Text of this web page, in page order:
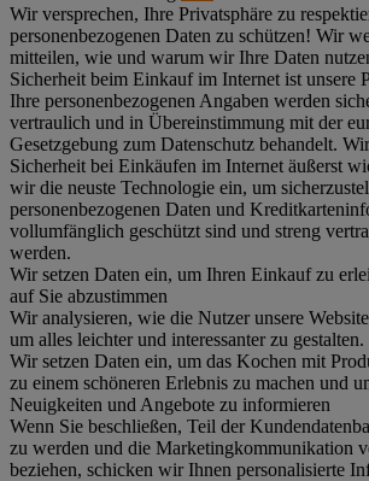
Wir versprechen, Ihre Privatsphäre zu
personenbezogenen Daten zu schützen! Wir
mitteilen, wie und warum wir Ihre Daten
Sicherheit beim Einkauf im Internet ist unsere
Ihre personenbezogenen Angaben werden
vertraulich und in Übereinstimmung mit der
Gesetzgebung zum Datenschutz behandelt.
Sicherheit bei Einkäufen im Internet äußerst
wir die neuste Technologie ein, um
personenbezogenen Daten und
vollumfänglich geschützt sind und streng
werden.
Wir setzen Daten ein, um Ihren Einkauf zu
auf Sie abzustimmen
Wir analysieren, wie die Nutzer unsere
um alles leichter und interessanter zu gestalten.
Wir setzen Daten ein, um das Kochen mit
zu einem schöneren Erlebnis zu machen und
Neuigkeiten und Angebote zu informieren
Wenn Sie beschließen, Teil der
zu werden und die Marketingkommunikation
beziehen, schicken wir Ihnen personalisierte